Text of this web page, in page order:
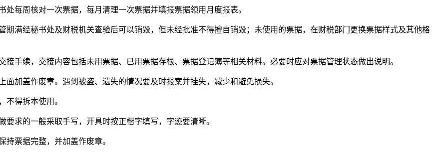
每周核对一次票据，每月清理一次票据并填报票据领用月度报表。
期满经秘书处及财税机关查验后可以销毁，但未经批准不得擅自销毁；未使用的票据，在财税部门更换票据样式及其他格
手续，交接内容包括未用票据、已用票据存根、票据登记簿等相关材料。必要时应对票据管理状态做出说明。
加盖作废章。遇到被盗、遗失的情况要及时报案并挂失，减少和避免损失。
不得拆本使用。
求的一般采取手写，开具时按正楷字填写，字迹要清晰。
持票据完整，并加盖作废章。